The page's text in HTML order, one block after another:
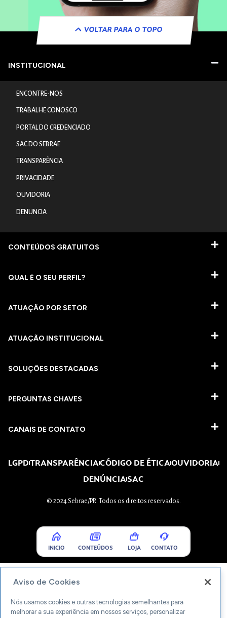
VOLTAR PARA O TOPO
INSTITUCIONAL
ENCONTRE-NOS
TRABALHE CONOSCO
PORTAL DO CREDENCIADO
SAC DO SEBRAE
TRANSPARÊNCIA
PRIVACIDADE
OUVIDORIA
DENUNCIA
CONTEÚDOS GRATUITOS
QUAL É O SEU PERFIL?
ATUAÇÃO POR SETOR
ATUAÇÃO INSTITUCIONAL
SOLUÇÕES DESTACADAS
PERGUNTAS CHAVES​
CANAIS DE CONTATO
LGPDTRANSPARÊNCIACÓDIGO DE ÉTICAOUVIDORIA
DENÚNCIASAC
© 2024 Sebrae/PR. Todos os direitos reservados.
INICIO CONTEÚDOS LOJA CONTATO
Aviso de Cookies
Nós usamos cookies e outras tecnologias semelhantes para
melhorar a sua experiência em nossos serviços, personalizar